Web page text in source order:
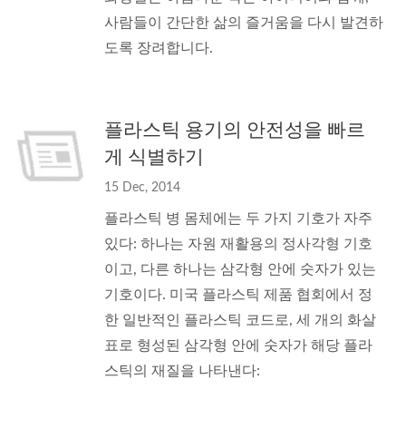
사람들이 간단한 삶의 즐거움을 다시 발견하
도록 장려합니다.
플라스틱 용기의 안전성을 빠르
게 식별하기
15 Dec, 2014
플라스틱 병 몸체에는 두 가지 기호가 자주
있다: 하나는 자원 재활용의 정사각형 기호
이고, 다른 하나는 삼각형 안에 숫자가 있는
기호이다. 미국 플라스틱 제품 협회에서 정
한 일반적인 플라스틱 코드로, 세 개의 화살
표로 형성된 삼각형 안에 숫자가 해당 플라
스틱의 재질을 나타낸다: